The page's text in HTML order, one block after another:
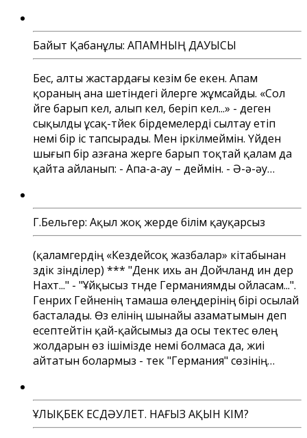
Байыт Қабанұлы: АПАМНЫҢ ДАУЫСЫ
Бес, алты жастардағы кезім бе екен. Апам
қораның ана шетіндегі үйлерге жұмсайды. «Сол
үйге барып кел, алып кел, беріп кел...» - деген
сықылды ұсақ-түйек бірдемелерді сылтау етіп
үнемі бір іс тапсырады. Мен іркілмеймін. Үйден
шығып бір азғана жерге барып тоқтай қалам да
қайта айланып: - Апа-а-ау – деймін. - Ә-ә-әу…
Г.Бельгер: Ақыл жоқ жерде білім қауқарсыз
(қаламгердің «Кездейсоқ жазбалар» кітабынан
үздік үзінділер) *** "Денк ихь ан Дойчланд ин дер
Нахт..." - "Ұйқысыз түнде Германиямды ойласам...".
Генрих Гейненің тамаша өлеңдерінің бірі осылай
басталады. Өз елінің шынайы азаматымын деп
есептейтін қай-қайсымыз да осы тектес өлең
жолдарын өз ішімізде үнемі болмаса да, жиі
айтатын болармыз - тек "Германия" сөзінің…
ҰЛЫҚБЕК ЕСДӘУЛЕТ. НАҒЫЗ АҚЫН КІМ?